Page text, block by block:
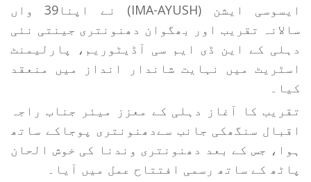
ایسوسی ایشن (IMA-AYUSH) نے اپنا39 واں
سالانہ تقریب اور بھگوان دھنونتری جینتی نئی
دہلی کے این ڈی ایم سی آڈیٹوریم، پارلیمنٹ
اسٹریٹ میں نہایت شاندار انداز میں منعقد
کیا۔
تقریب کا آغاز دہلی کے معزز میئر جناب راجہ
اقبال سنگھکی جانب سےدھنونتری پوجاکے ساتھ
ہوا، جس کے بعد دھنونتری وندنا کی خوش الحان
پاٹھ کے ساتھ رسمی افتتاح عمل میں آیا۔